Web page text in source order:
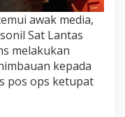
awak media,
Sat Lantas
melakukan
kepada
pos ops ketupat